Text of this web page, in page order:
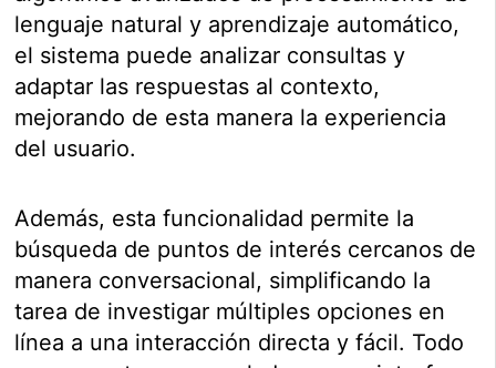
lenguaje natural y aprendizaje automático,
el sistema puede analizar consultas y
adaptar las respuestas al contexto,
mejorando de esta manera la experiencia
del usuario.
Además, esta funcionalidad permite la
búsqueda de puntos de interés cercanos de
manera conversacional, simplificando la
tarea de investigar múltiples opciones en
línea a una interacción directa y fácil. Todo